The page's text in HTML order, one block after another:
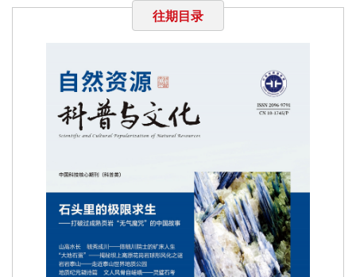
往期目录